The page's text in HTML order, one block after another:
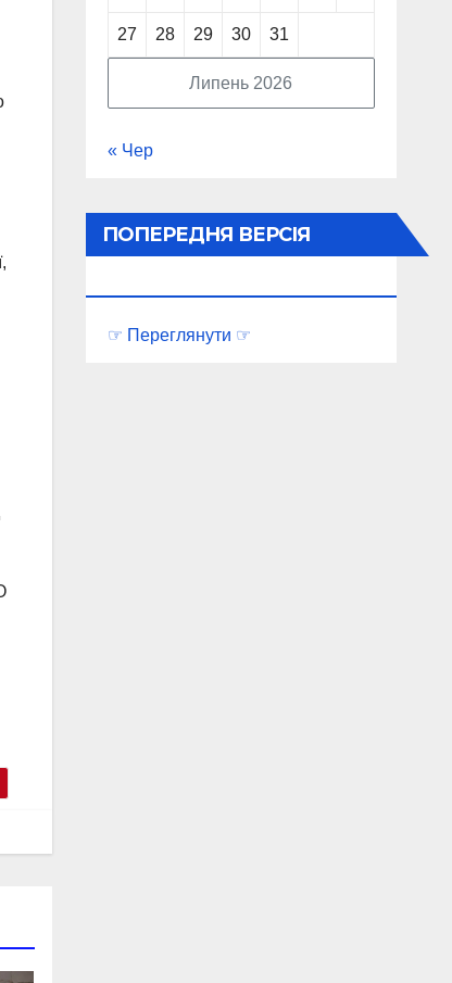
Липень 2026
27 28 29 30 31
« Чер
ПОПЕРЕДНЯ ВЕРСІЯ
☞ Переглянути ☞